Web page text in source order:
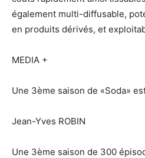
également multi-diffusable,
en produits dérivés, et
MEDIA +
Une 3ème saison de «Soda»
Jean-Yves ROBIN
Une 3ème saison de 300